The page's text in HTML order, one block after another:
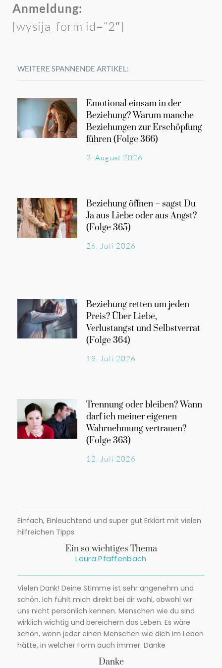
Anmeldung:
[wysija_form id=“2″]
WEITERE SPANNENDE ARTIKEL:
Emotional einsam in der
Beziehung? Warum manche
Beziehungen zur Erschöpfung
führen (Folge 366)
2. August 2026
Beziehung öffnen – sagst Du
Ja aus Liebe oder aus Angst?
(Folge 365)
26. Juli 2026
Beziehung retten um jeden
Preis? Über Liebe,
Verlustangst und Selbstverrat
(Folge 364)
19. Juli 2026
Trennung oder bleiben? Wann
darf ich meiner eigenen
Wahrnehmung vertrauen?
(Folge 363)
12. Juli 2026
Einfach, Einleuchtend und super gut Erklärt mit vielen
hilfreichen Tipps
Ein so wichtiges Thema
Laura Pfaffenbach
Vielen Dank! Deine Stimme ist sehr angenehm und
schön. Ich fühlt mich direkt bei dir wohl, obwohl wir
uns nicht persönlich kennen. Menschen wie du sind
wirklich wichtig und bereichern das Leben. Es wäre
schön, wenn jeder einen Menschen wie dich im Leben
hätte, in welcher Form auch immer. Danke
Danke